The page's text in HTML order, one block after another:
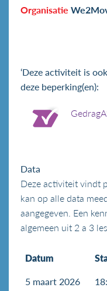
Organisatie
‘Deze activiteit is
deze beperking(en):
Data
Deze activiteit vindt
kan op alle data
aangegeven. Een
algemeen uit 2 a 3
Datum
5 maart 2026